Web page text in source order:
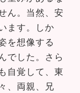
ん。当然、安
ます。しか
を想像する
でした。さら
自覚して、東
、両親、兄